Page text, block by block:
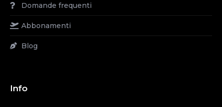
Domande frequenti
Abbonamenti
Blog
Info